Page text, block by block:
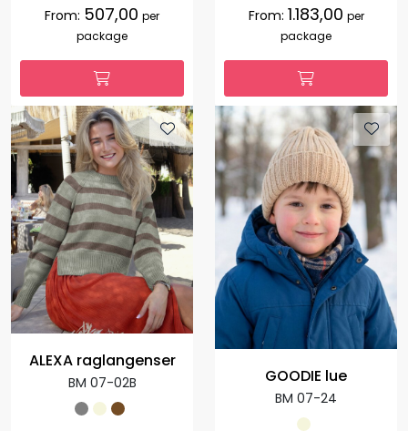
From: 507,00 per
package
From: 1.183,00 per
package
ALEXA raglangenser
BM 07-02B GOODIE lue
BM 07-24